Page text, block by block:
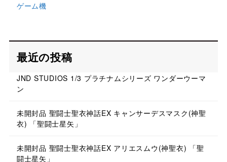
ゲーム機
最近の投稿
JND STUDIOS 1/3 プラチナムシリーズ ワンダーウーマ
ン
未開封品 聖闘士聖衣神話EX キャンサーデスマスク(神聖
衣) 「聖闘士星矢」
未開封品 聖闘士聖衣神話EX アリエスムウ(神聖衣) 「聖
闘士星矢」